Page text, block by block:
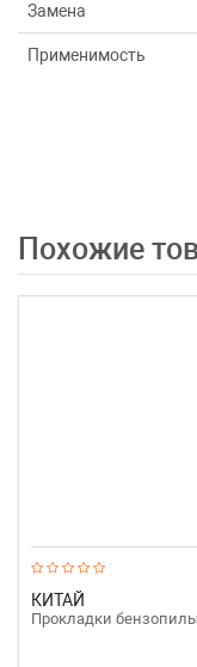
Замена
Применимость
Похожие
КИТАЙ
Прокладки